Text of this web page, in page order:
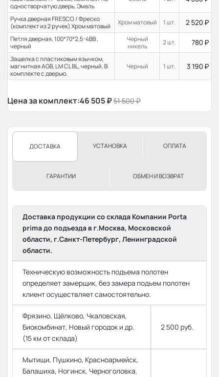
одностворчатую дверь, Эмаль
Ручка дверная FRESCO / Фреско
(комплект из 2 ручек) Хром матовый
Хром матовый 1 шт. 2 520 ₽
Петля дверная, 100*70*2,5-4ВВ ,
черный
Черный
никель
2 шт. 780 ₽
Защелка с пластиковым язычком,
магнитная AGB, LM CL BL, черный. В
комплекте с дверью.
Черный 1 шт. 3 190 ₽
Цена за комплект:46 505₽51 500₽
ДОСТАВКА УСТАНОВКА ОПЛАТА
ГАРАНТИИ ОБМЕН И ВОЗВРАТ
Доставка продукции со склада Компании Porta
prima до подъезда в г.Москва, Московской
области, г.Санкт-Петербург, Ленинградской
области.
Техническую возможность подъема полотен
определяет замерщик, без замера подъем полотен
клиент осуществляет самостоятельно.
Фрязино, Щёлково, Чкаловская,
Биокомбинат, Новый городок и др.
(15 км от склада)
2 500 руб.
Мытищи, Пушкино, Красноармейск,
Балашиха, Ногинск, Черноголовка,